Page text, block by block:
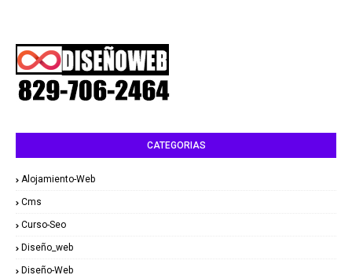
CATEGORIAS
Alojamiento-Web
Cms
Curso-Seo
Diseño_web
Diseño-Web